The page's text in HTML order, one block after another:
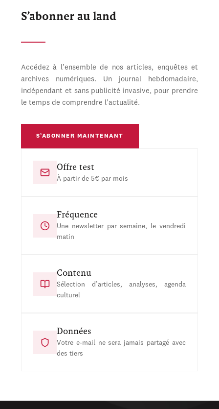
S’abonner au land
Accédez à l’ensemble de nos articles, enquêtes et
archives numériques. Un journal hebdomadaire,
indépendant et sans publicité invasive, pour prendre
le temps de comprendre l’actualité.
S’ABONNER MAINTENANT
Offre test
À partir de 5€ par mois
Fréquence
Une newsletter par semaine, le vendredi
matin
Contenu
Sélection d’articles, analyses, agenda
culturel
Données
Votre e-mail ne sera jamais partagé avec
des tiers